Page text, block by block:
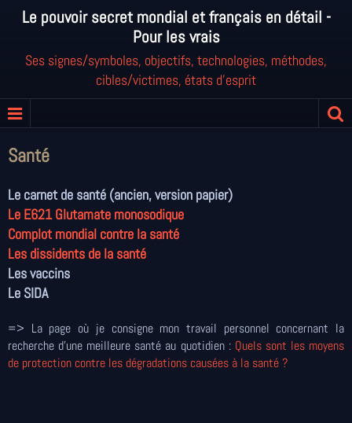
Le pouvoir secret mondial et français en détail -
Pour les vrais
Ses signes/symboles, objectifs, technologies, méthodes,
cibles/victimes, états d'esprit
Santé
Le carnet de santé (ancien, version papier)
Le E621 Glutamate monosodique
Complot mondial contre la santé
Les dissidents de la santé
Les vaccins
Le SIDA
=> La page où je consigne mon travail personnel concernant la
recherche d'une meilleure santé au quotidien : Quels sont les moyens
de protection contre les dégradations causées à la santé ?